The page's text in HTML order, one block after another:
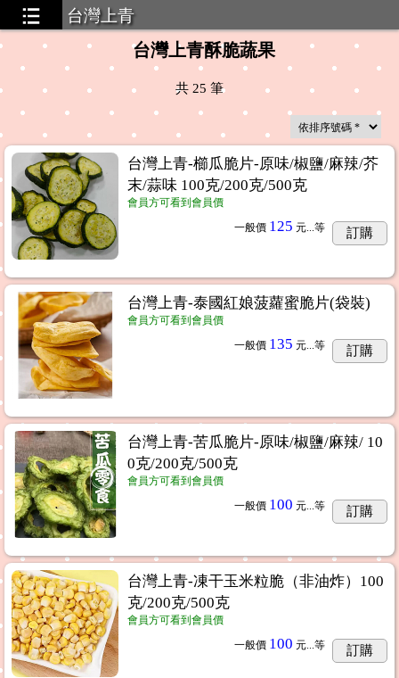
台灣上青
台灣上青酥脆蔬果
共 25 筆
台灣上青-櫛瓜脆片-原味/椒鹽/麻辣/芥
末/蒜味 100克/200克/500克
會員方可看到會員價
一般價 125 元...等 訂購
台灣上青-泰國紅娘菠蘿蜜脆片(袋裝)
會員方可看到會員價
一般價 135 元...等 訂購
台灣上青-苦瓜脆片-原味/椒鹽/麻辣/ 10
0克/200克/500克
會員方可看到會員價
一般價 100 元...等 訂購
台灣上青-凍干玉米粒脆（非油炸）100
克/200克/500克
會員方可看到會員價
一般價 100 元...等 訂購